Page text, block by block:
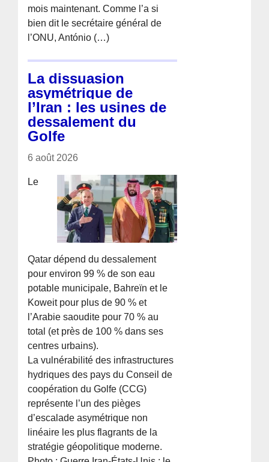
mois maintenant. Comme l’a si
bien dit le secrétaire général de
l’ONU, António (…)
La dissuasion
asymétrique de
l’Iran : les usines de
dessalement du
Golfe
6 août 2026
Le
Qatar dépend du dessalement
pour environ 99 % de son eau
potable municipale, Bahreïn et le
Koweit pour plus de 90 % et
l’Arabie saoudite pour 70 % au
total (et près de 100 % dans ses
centres urbains).
La vulnérabilité des infrastructures
hydriques des pays du Conseil de
coopération du Golfe (CCG)
représente l’un des pièges
d’escalade asymétrique non
linéaire les plus flagrants de la
stratégie géopolitique moderne.